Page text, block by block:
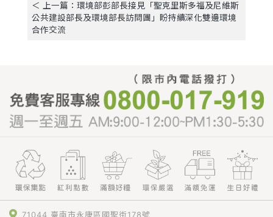
＜ 上一篇：環境部彭部長接見「聖克里斯多福及尼維斯
公共建設部長及環境部長訪問團」盼持續深化雙邊環境
合作交流
71044 臺南市永康區國聖街178號